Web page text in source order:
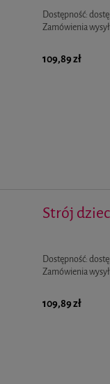
Dostępność:
Zamówienia
109,89 zł
Strój
Dostępność:
Zamówienia
109,89 zł